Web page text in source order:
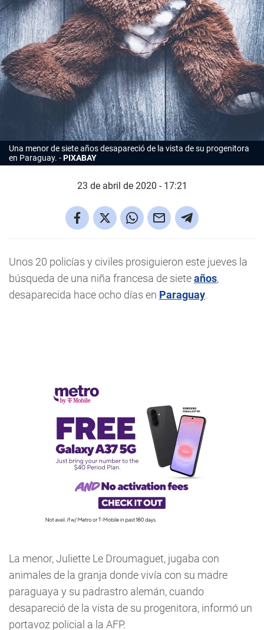
Una menor de siete años desapareció de la vista de su progenitora
en Paraguay.
PIXABAY
23 de abril de 2020 - 17:21
Unos 20 policías y civiles prosiguieron este jueves la
búsqueda de una niña francesa de sieteaños,
desaparecida hace ocho días en Paraguay.
La menor, Juliette Le Droumaguet, jugaba con
animales de la granja donde vivía con su madre
paraguaya y su padrastro alemán, cuando
desapareció de la vista de su progenitora, informó un
portavoz policial a la AFP.